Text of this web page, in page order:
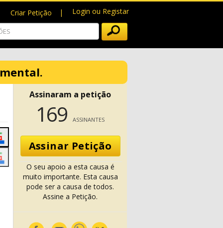
Criar Petição Login ou Registar
Assinaram a petição
169 ASSINANTES
Assinar Petição
O seu apoio a esta causa é
muito importante. Esta causa
pode ser a causa de todos.
Assine a Petição.